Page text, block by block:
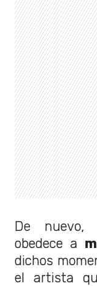
De nuevo,
obedece a
dichos
el artista